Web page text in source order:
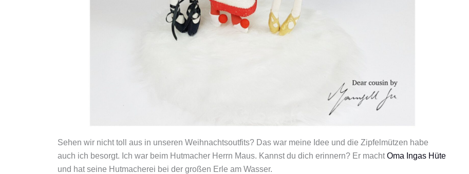
Sehen wir nicht toll aus in unseren Weihnachtsoutfits? Das war meine Idee und die Zipfelmützen habe
auch ich besorgt. Ich war beim Hutmacher Herrn Maus. Kannst du dich erinnern? Er machtOma Ingas Hüte
und hat seine Hutmacherei bei der großen Erle am Wasser.